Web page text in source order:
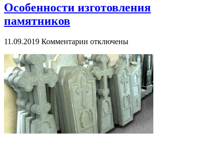
Особенности изготовления
памятников
11.09.2019 Комментарии к
Особенности
изготовления
памятников
отключены